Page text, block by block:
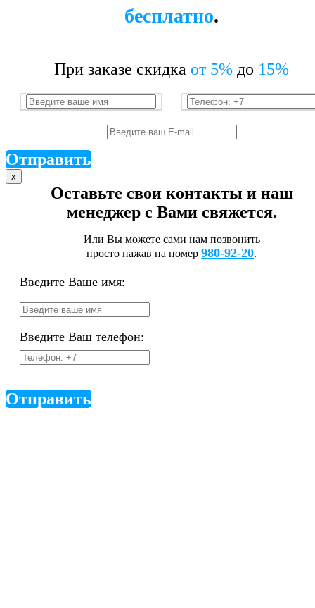
бесплатно.
При заказе скидка от 5% до 15%
Отправить
x
Оставьте свои контакты и наш
менеджер с Вами свяжется.
Или Вы можете сами нам позвонить
просто нажав на номер 980-92-20.
Введите Ваше имя:
Введите Ваш телефон:
Отправить